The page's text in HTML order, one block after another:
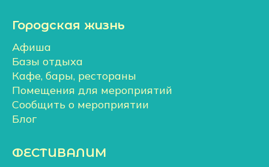
Городская жизнь
Афиша
Базы отдыха
Кафе, бары, рестораны
Помещения для мероприятий
Сообщить о мероприятии
Блог
ФЕСТИВАЛИМ